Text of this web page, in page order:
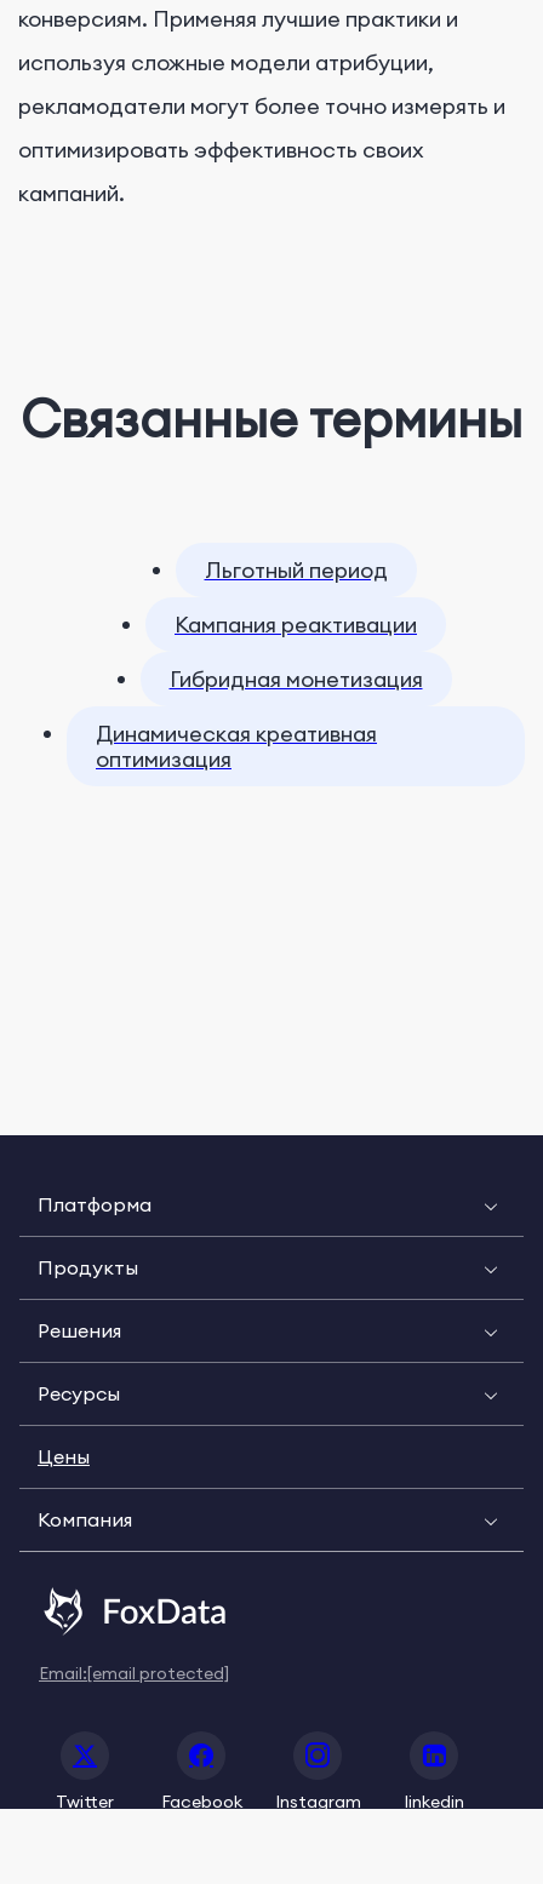
конверсиям. Применяя лучшие практики и
используя сложные модели атрибуции,
рекламодатели могут более точно измерять и
оптимизировать эффективность своих
кампаний.
Связанные термины
Льготный период
Кампания реактивации
Гибридная монетизация
Динамическая креативная
оптимизация
Платформа
Продукты
Решения
Ресурсы
Цены
Компания
Email:[email protected]
Twitter Facebook Instagram linkedin